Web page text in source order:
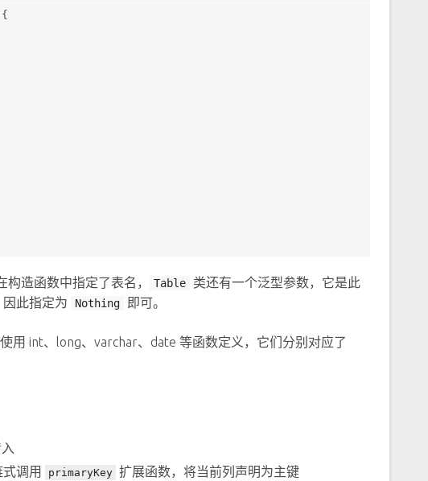
构造函数中指定了表名， Table
类还有一个泛型参数，它是此
此指定为
Nothing 即可。
用 int、long、varchar、date 等函数定义，它们分别对应了
调用 primaryKey 扩展函数，将当前列声明为主键